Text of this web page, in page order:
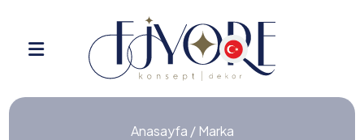
Anasayfa / Marka